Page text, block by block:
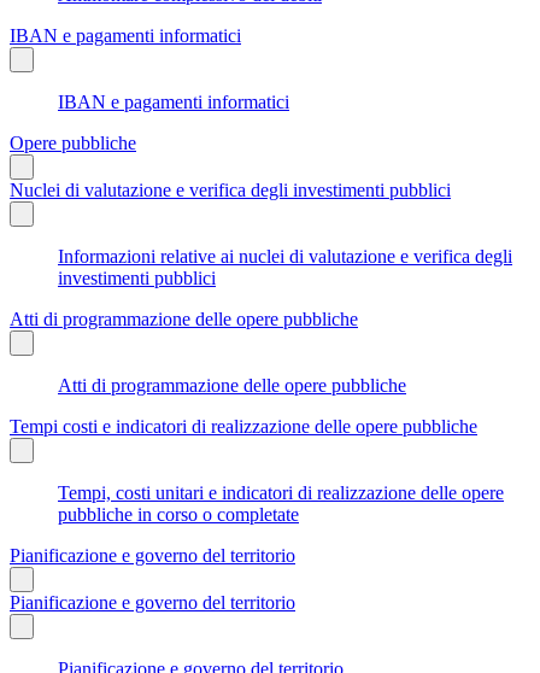
IBAN e pagamenti informatici
IBAN e pagamenti informatici
Opere pubbliche
Nuclei di valutazione e verifica degli investimenti pubblici
Informazioni relative ai nuclei di valutazione e verifica degli
investimenti pubblici
Atti di programmazione delle opere pubbliche
Atti di programmazione delle opere pubbliche
Tempi costi e indicatori di realizzazione delle opere pubbliche
Tempi, costi unitari e indicatori di realizzazione delle opere
pubbliche in corso o completate
Pianificazione e governo del territorio
Pianificazione e governo del territorio
Pianificazione e governo del territorio